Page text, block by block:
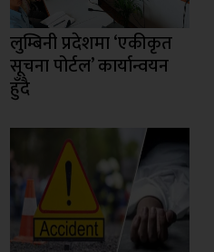
लुम्बिनी प्रदेशमा ‘एकीकृत
सूचना पोर्टल’ कार्यान्वयन
हुँदै